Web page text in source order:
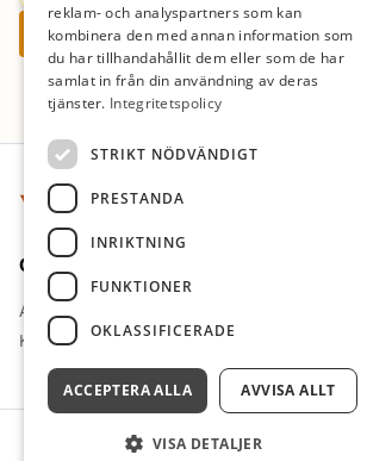
Ansök nu
Sidfot
Om oss
Arbetsgivare i fokus
Kontakt
reklam- och analyspartners som kan
kombinera den med annan information som
du har tillhandahållit dem eller som de har
samlat in från din användning av deras
tjänster. Integritetspolicy
STRIKT NÖDVÄNDIGT
PRESTANDA
INRIKTNING
FUNKTIONER
OKLASSIFICERADE
ACCEPTERA ALLA AVVISA ALLT
VISA DETALJER